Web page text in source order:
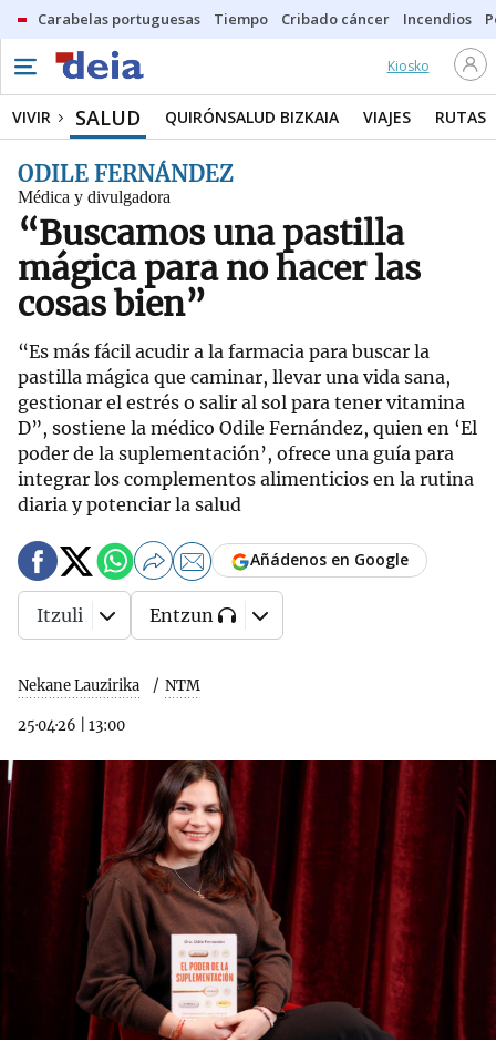
Carabelas portuguesas Tiempo Cribado cáncer Incendios
Kiosko
VIVIR SALUD QUIRÓNSALUD BIZKAIA VIAJES RUTAS
ODILE FERNÁNDEZ
Médica y divulgadora
“Buscamos una pastilla
mágica para no hacer las
cosas bien”
“Es más fácil acudir a la farmacia para buscar la
pastilla mágica que caminar, llevar una vida sana,
gestionar el estrés o salir al sol para tener vitamina
D”, sostiene la médico Odile Fernández, quien en ‘El
poder de la suplementación’, ofrece una guía para
integrar los complementos alimenticios en la rutina
diaria y potenciar la salud
Nekane Lauzirika NTM
25·04·26 13:00
Añádenos en Google
Itzuli Entzun